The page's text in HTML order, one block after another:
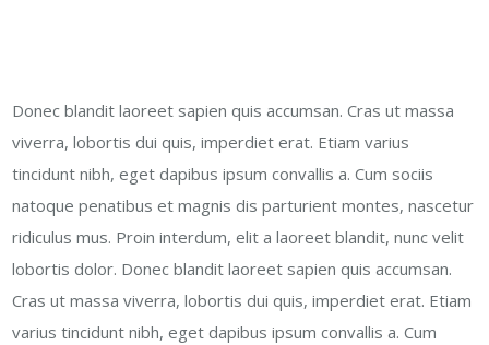
Donec blandit laoreet sapien quis accumsan. Cras ut massa
viverra, lobortis dui quis, imperdiet erat. Etiam varius
tincidunt nibh, eget dapibus ipsum convallis a. Cum sociis
natoque penatibus et magnis dis parturient montes, nascetur
ridiculus mus. Proin interdum, elit a laoreet blandit, nunc velit
lobortis dolor. Donec blandit laoreet sapien quis accumsan.
Cras ut massa viverra, lobortis dui quis, imperdiet erat. Etiam
varius tincidunt nibh, eget dapibus ipsum convallis a. Cum